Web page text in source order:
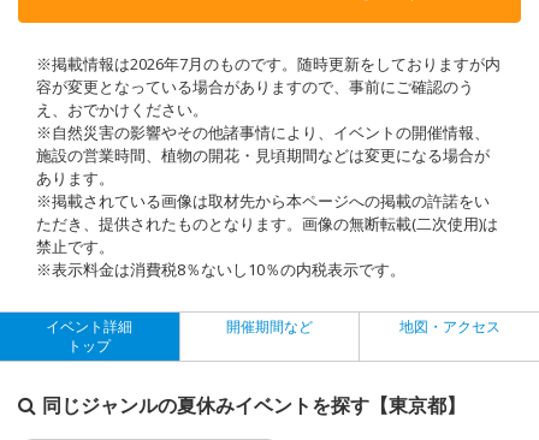
※掲載情報は2026年7月のものです。随時更新をしておりますが内
容が変更となっている場合がありますので、事前にご確認のう
え、おでかけください。
※自然災害の影響やその他諸事情により、イベントの開催情報、
施設の営業時間、植物の開花・見頃期間などは変更になる場合が
あります。
※掲載されている画像は取材先から本ページへの掲載の許諾をい
ただき、提供されたものとなります。画像の無断転載(二次使用)は
禁止です。
※表示料金は消費税8％ないし10％の内税表示です。
イベント詳細
トップ
開催期間など 地図・アクセス
同じジャンルの夏休みイベントを探す【東京都】